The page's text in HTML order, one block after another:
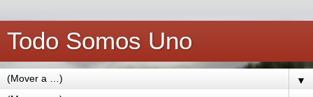
Todo Somos Uno
▼